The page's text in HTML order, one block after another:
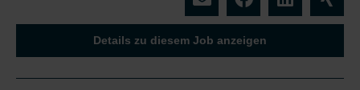
Details zu diesem Job anzeigen